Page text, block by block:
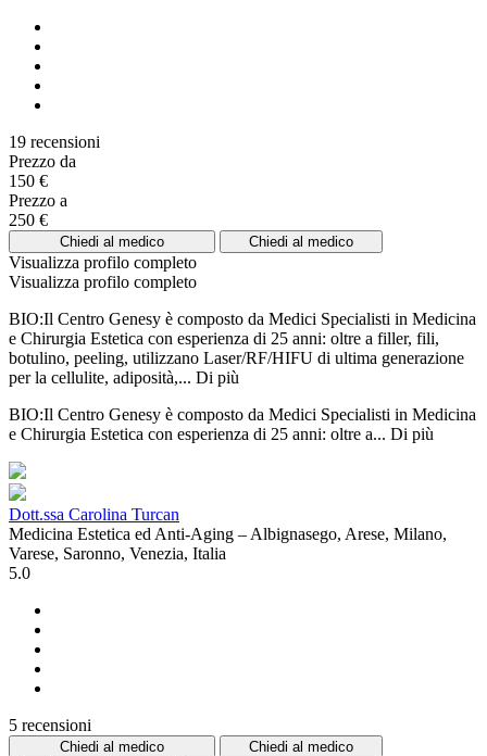
19 recensioni
Prezzo da
150 €
Prezzo a
250 €
Chiedi al medico Chiedi al medico
Visualizza profilo completo
Visualizza profilo completo
BIO:Il Centro Genesy è composto da Medici Specialisti in Medicina
e Chirurgia Estetica con esperienza di 25 anni: oltre a filler, fili,
botulino, peeling, utilizzano Laser/RF/HIFU di ultima generazione
per la cellulite, adiposità,... Di più
BIO:Il Centro Genesy è composto da Medici Specialisti in Medicina
e Chirurgia Estetica con esperienza di 25 anni: oltre a... Di più
Dott.ssa Carolina Turcan
Medicina Estetica ed Anti-Aging – Albignasego, Arese, Milano,
Varese, Saronno, Venezia, Italia
5.0
5 recensioni
Chiedi al medico Chiedi al medico